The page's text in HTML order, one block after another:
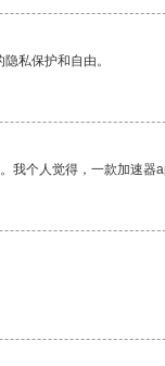
私保护和自由。
我个人觉得，一款加速器